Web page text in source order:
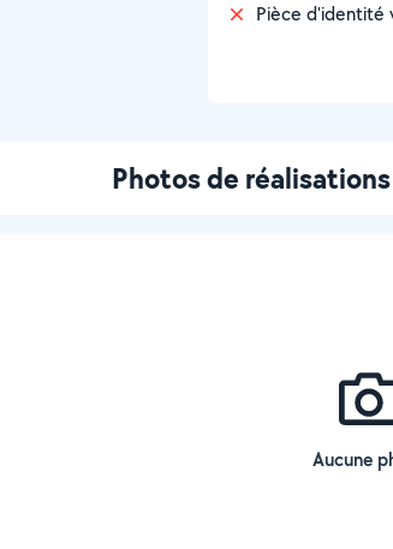
Pièce d'identité
Photos de
Aucune